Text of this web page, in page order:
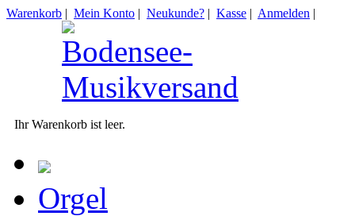
Warenkorb | Mein Konto | Neukunde? | Kasse | Anmelden |
Ihr Warenkorb ist leer.
Orgel